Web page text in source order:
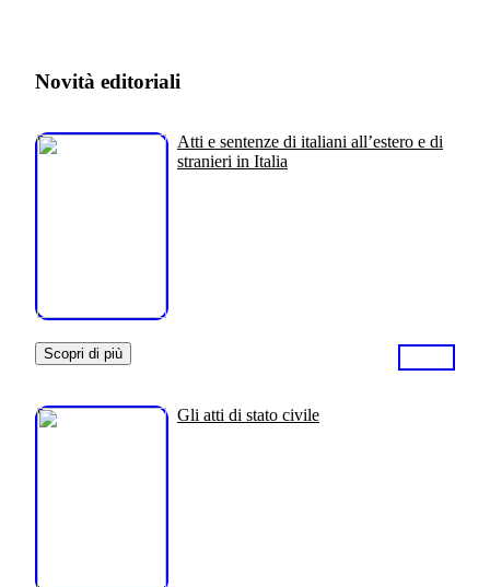
Novità editoriali
Atti e sentenze di italiani all’estero e di
stranieri in Italia
Scopri di più
Gli atti di stato civile